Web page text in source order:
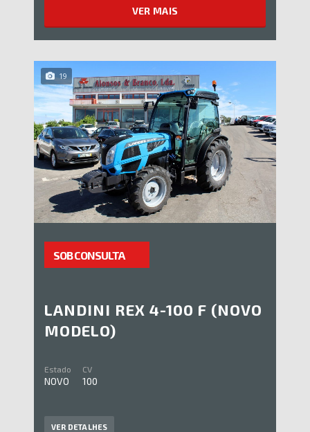
VER MAIS
19
SOB CONSULTA
LANDINI REX 4-100 F (NOVO
MODELO)
Estado
NOVO
CV
100
VER DETALHES